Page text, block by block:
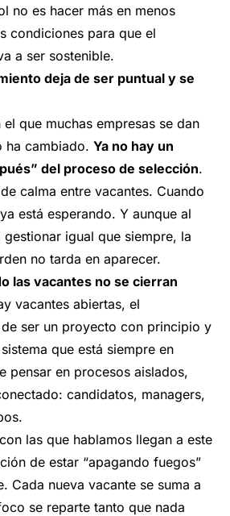
no es hacer más en menos
condiciones para que el
a ser sostenible.
deja de ser puntual y se
que muchas empresas se dan
ha cambiado. Ya no hay un
del proceso de selección.
calma entre vacantes. Cuando
está esperando. Y aunque al
igual que siempre, la
no tarda en aparecer.
las vacantes no se cierran
vacantes abiertas, el
ser un proyecto con principio y
que está siempre en
pensar en procesos aislados,
candidatos, managers,
las que hablamos llegan a este
de estar “apagando fuegos”
Cada nueva vacante se suma a
se reparte tanto que nada